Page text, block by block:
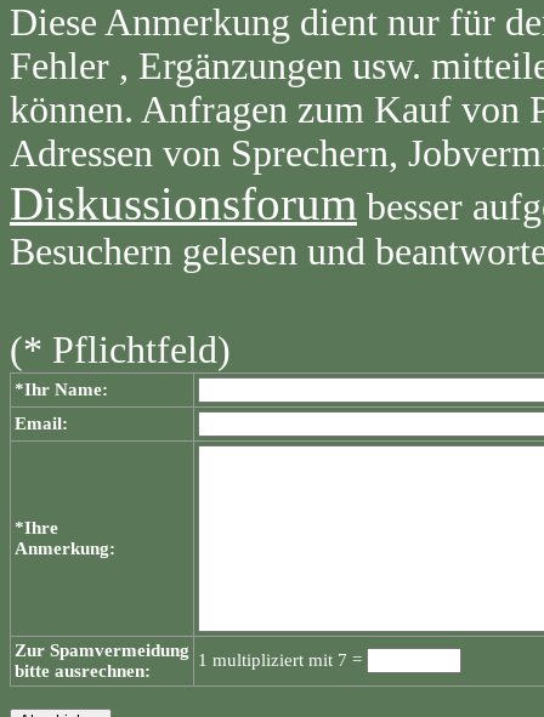
Diese Anmerkung dient nur für
Fehler , Ergänzungen usw.
können. Anfragen zum Kauf von
Adressen von Sprechern,
Diskussionsforum besser
Besuchern gelesen und
(* Pflichtfeld)
*Ihr Name:
Email:
*Ihre
Anmerkung:
Zur Spamvermeidung
bitte ausrechnen:
1 multipliziert mit 7 =